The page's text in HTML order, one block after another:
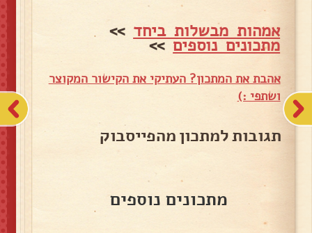
אמהות מבשלות ביחד >>
מתכונים נוספים>>
אהבת את המתכון? העתיקי את הקישור המקוצר
ושתפי :)
תגובות למתכון מהפייסבוק
מתכונים נוספים